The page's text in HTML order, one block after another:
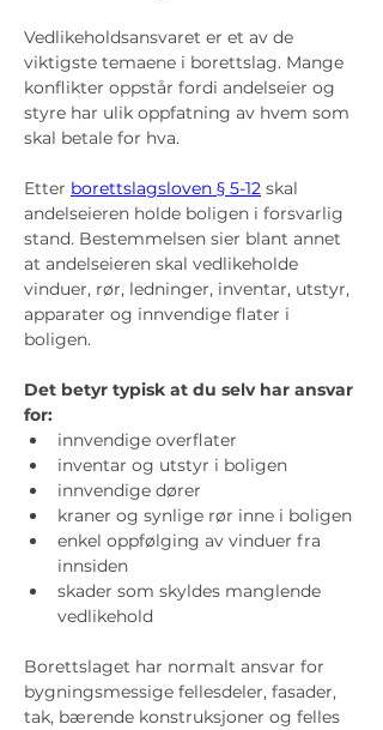
Vedlikeholdsansvaret er et av de
viktigste temaene i borettslag. Mange
konflikter oppstår fordi andelseier og
styre har ulik oppfatning av hvem som
skal betale for hva.
Etter borettslagsloven § 5-12 skal
andelseieren holde boligen i forsvarlig
stand. Bestemmelsen sier blant annet
at andelseieren skal vedlikeholde
vinduer, rør, ledninger, inventar, utstyr,
apparater og innvendige flater i
boligen.
Det betyr typisk at du selv har ansvar
for:
innvendige overflater
inventar og utstyr i boligen
innvendige dører
kraner og synlige rør inne i boligen
enkel oppfølging av vinduer fra
innsiden
skader som skyldes manglende
vedlikehold
Borettslaget har normalt ansvar for
bygningsmessige fellesdeler, fasader,
tak, bærende konstruksjoner og felles